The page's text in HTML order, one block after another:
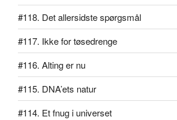
#118. Det allersidste spørgsmål
#117. Ikke for tøsedrenge
#116. Alting er nu
#115. DNA’ets natur
#114. Et fnug i universet